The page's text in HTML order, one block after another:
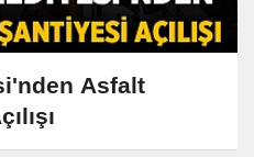
Asfalt